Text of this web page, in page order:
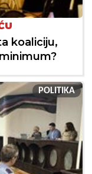
koaliciju,
POLITIKA